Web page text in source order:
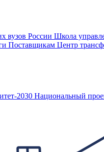
вузов России Школа
Поставщикам Центр
2030 Национальный